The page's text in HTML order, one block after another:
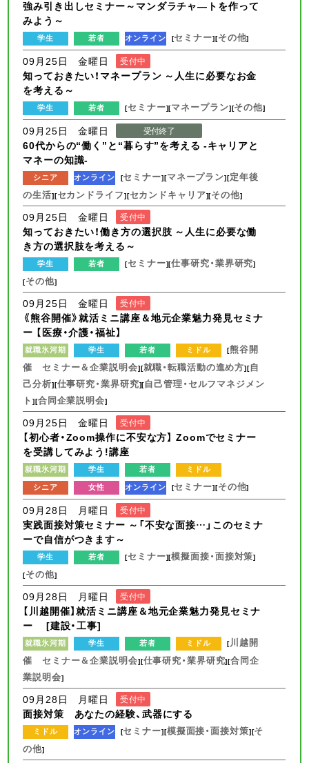
強み引き出しセミナー～マンダラチャ―トを作って
みよう～
学生 若者 オンライン [セミナー][その他]
09月25日 金曜日 受付中
知っておきたい！マネープラン ～人生に必要なお金
を考える～
学生 若者 [セミナー][マネープラン][その他]
09月25日 金曜日 受付終了
60代からの“働く”と“暮らす”を考える -キャリアと
マネーの知識-
シニア オンライン [セミナー][マネープラン][定年後
の生活][セカンドライフ][セカンドキャリア][その他]
09月25日 金曜日 受付中
知っておきたい！働き方の選択肢 ～人生に必要な働
き方の選択肢を考える～
学生 若者 [セミナー][仕事研究・業界研究]
[その他]
09月25日 金曜日 受付中
《熊谷開催》就活ミニ講座＆地元企業魅力発見セミナ
ー 【医療・介護・福祉】
就職氷河期 学生 若者 ミドル [熊谷開
催 セミナー＆企業説明会][就職・転職活動の進め方][自
己分析][仕事研究・業界研究][自己管理・セルフマネジメン
ト][合同企業説明会]
09月25日 金曜日 受付中
【初心者・Zoom操作に不安な方】 Zoomでセミナー
を受講してみよう!講座
就職氷河期 学生 若者
ミドル
シニア
女性 オンライン [セミナー][その他]
09月28日 月曜日 受付中
実践面接対策セミナー ～「不安な面接…」このセミナ
ーで自信がつきます～
学生 若者 [セミナー][模擬面接・面接対策]
[その他]
09月28日 月曜日 受付中
【川越開催】就活ミニ講座＆地元企業魅力発見セミナ
ー [建設・工事]
就職氷河期 学生 若者 ミドル [川越開
催 セミナー＆企業説明会][仕事研究・業界研究][合同企
業説明会]
09月28日 月曜日 受付中
面接対策 あなたの経験、武器にする
ミドル オンライン [セミナー][模擬面接・面接対策][そ
の他]